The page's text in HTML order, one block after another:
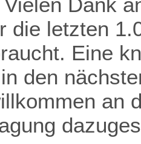
die letzten
Eine
den
an